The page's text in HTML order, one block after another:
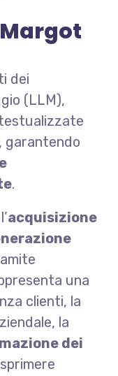
dei
(LLM),
garantendo
.
acquisizione
una
clienti, la
la
dei